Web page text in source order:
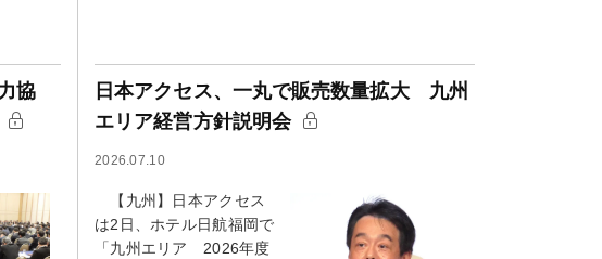
協
日本アクセス、一丸で販売数量拡大 九州
エリア経営方針説明会
2026.07.10
【九州】日本アクセス
は2日、ホテル日航福岡で
「九州エリア 2026年度